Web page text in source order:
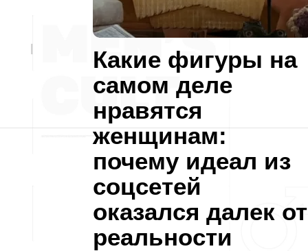
Какие фигуры на
самом деле
нравятся
женщинам:
почему идеал из
соцсетей
оказался далек от
реальности